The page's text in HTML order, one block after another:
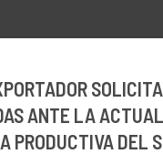
ANTE LA ACTUAL
PRODUCTIVA DEL